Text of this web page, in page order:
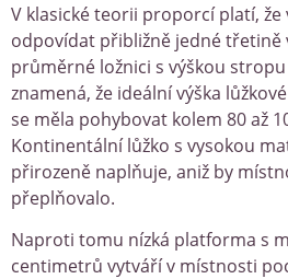
V klasické teorii proporcí platí, že
odpovídat přibližně jedné třetině
průměrné ložnici s výškou
znamená, že ideální výška
se měla pohybovat kolem 80 až
Kontinentální lůžko s vysokou
přirozeně naplňuje, aniž by
přeplňovalo.
Naproti tomu nízká platforma s
centimetrů vytváří v místnosti